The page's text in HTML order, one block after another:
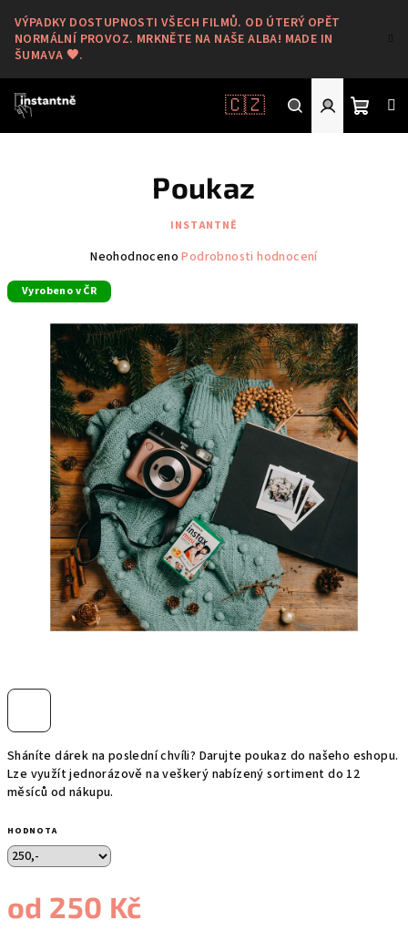
obsah
VÝPADKY DOSTUPNOSTI VŠECH FILMŮ. OD ÚTERÝ OPĚT
NORMÁLNÍ PROVOZ. MRKNĚTE NA NAŠE ALBA! MADE IN
ŠUMAVA 🖤.
🇨🇿
Hledat Přihlášení
Sháníte dárek na poslední chvíli? Darujte poukaz do našeho eshopu.
Lze využít jednorázově na veškerý nabízený sortiment do 12
měsíců od nákupu.
HODNOTA
od 250 Kč
Poukaz
INSTANTNĚ
Průměrné
produktu
0,0
z
5
hvězdiček.
Neohodnoceno Podrobnosti hodnocení
Vyrobeno v ČR